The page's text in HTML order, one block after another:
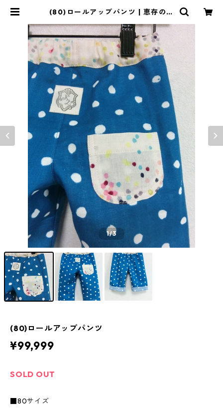
(80)ロールアップパンツ | 恵存のク
1/3
(80)ロールアップパンツ
¥99,999
SOLD OUT
■80サイズ